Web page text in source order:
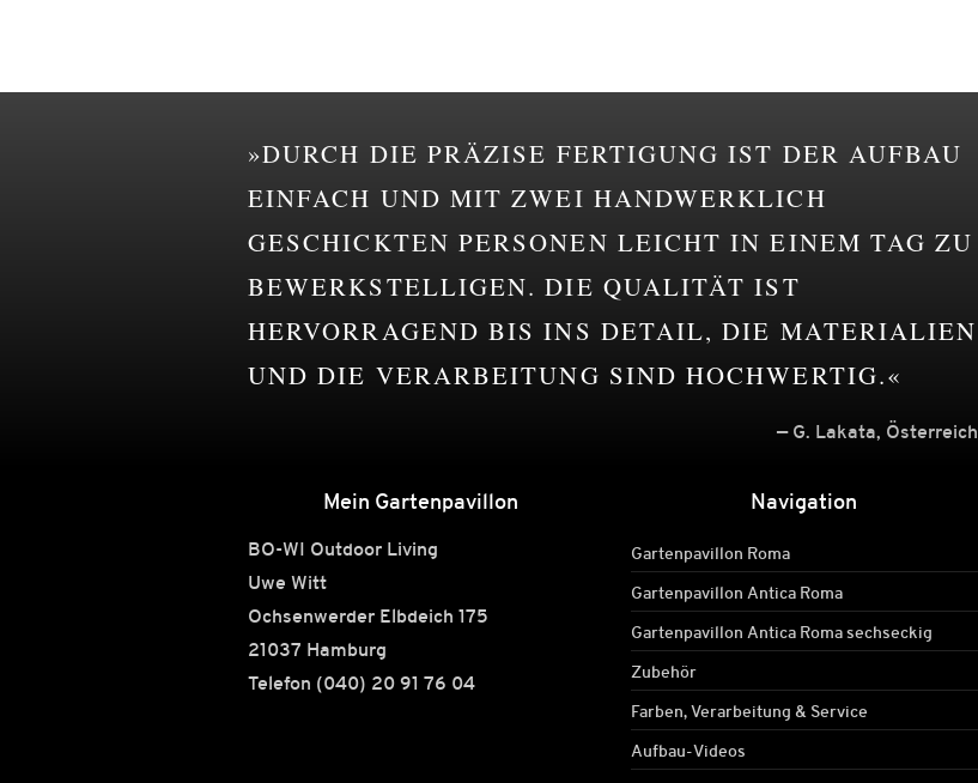
DURCH DIE PRÄZISE FERTIGUNG IST DER AUFBAU
EINFACH UND MIT ZWEI HANDWERKLICH
GESCHICKTEN PERSONEN LEICHT IN EINEM TAG ZU
BEWERKSTELLIGEN. DIE QUALITÄT IST
HERVORRAGEND BIS INS DETAIL, DIE MATERIALIEN
UND DIE VERARBEITUNG SIND HOCHWERTIG.
G. Lakata, Österreich
Mein Gartenpavillon
BO-WI Outdoor Living
Uwe Witt
Ochsenwerder Elbdeich 175
21037 Hamburg
Telefon (040) 20 91 76 04
Navigation
Gartenpavillon Roma
Gartenpavillon Antica Roma
Gartenpavillon Antica Roma sechseckig
Zubehör
Farben, Verarbeitung & Service
Aufbau-Videos